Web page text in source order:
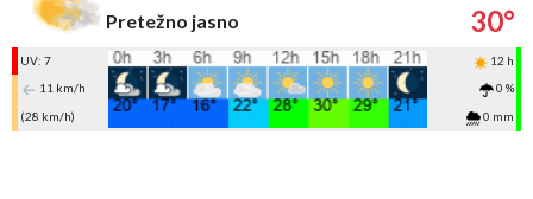
Pretežno jasno
30°
UV: 7
12 h
11 km/h
0 %
(28 km/h)
0 mm